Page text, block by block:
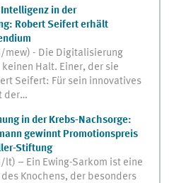
in der
Robert Seifert erhält
mew) - Die Digitalisierung
Halt. Einer, der sie
Seifert: Für sein innovatives
der…
in der Krebs-Nachsorge:
gewinnt Promotionspreis
Stiftung
lt) – Ein Ewing-Sarkom ist eine
Knochens, der besonders